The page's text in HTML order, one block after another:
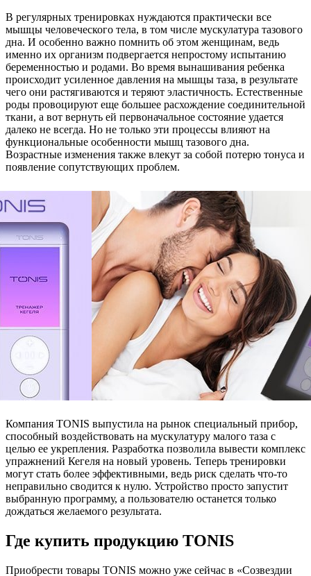
В регулярных тренировках нуждаются практически все
мышцы человеческого тела, в том числе мускулатура тазового
дна. И особенно важно помнить об этом женщинам, ведь
именно их организм подвергается непростому испытанию
беременностью и родами. Во время вынашивания ребенка
происходит усиленное давления на мышцы таза, в результате
чего они растягиваются и теряют эластичность. Естественные
роды провоцируют еще большее расхождение соединительной
ткани, а вот вернуть ей первоначальное состояние удается
далеко не всегда. Но не только эти процессы влияют на
функциональные особенности мышц тазового дна.
Возрастные изменения также влекут за собой потерю тонуса и
появление сопутствующих проблем.
Компания TONIS выпустила на рынок специальный прибор,
способный воздействовать на мускулатуру малого таза с
целью ее укрепления. Разработка позволила вывести комплекс
упражнений Кегеля на новый уровень. Теперь тренировки
могут стать более эффективными, ведь риск сделать что-то
неправильно сводится к нулю. Устройство просто запустит
выбранную программу, а пользователю останется только
дождаться желаемого результата.
Где купить продукцию TONIS
Приобрести товары TONIS можно уже сейчас в «Созвездии